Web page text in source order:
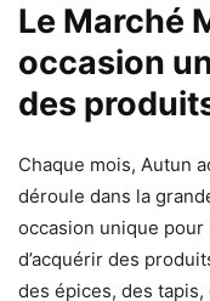
Le Marché
occasion
des
Chaque mois, Autun
déroule dans la
occasion unique
d’acquérir des
des épices, des